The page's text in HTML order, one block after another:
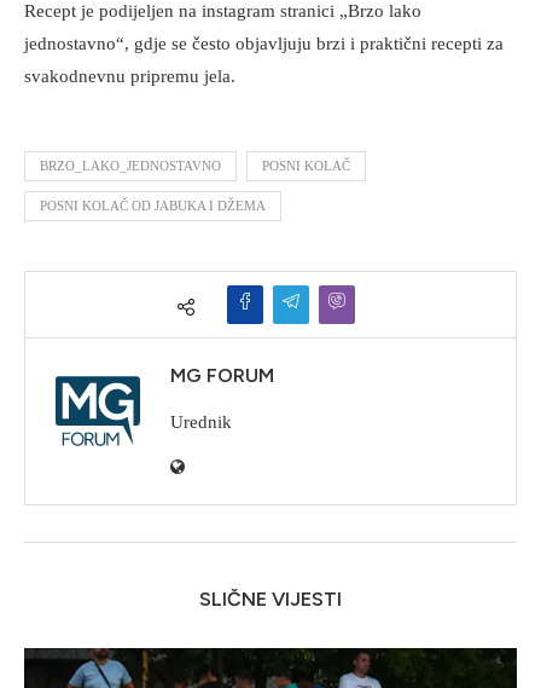
Recept je podijeljen na instagram stranici „Brzo lako
jednostavno“, gdje se često objavljuju brzi i praktični recepti za
svakodnevnu pripremu jela.
BRZO_LAKO_JEDNOSTAVNO POSNI KOLAČ
POSNI KOLAČ OD JABUKA I DŽEMA
MG FORUM
Urednik
SLIČNE VIJESTI